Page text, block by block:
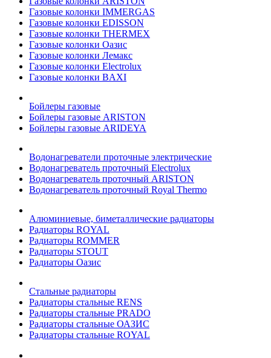
Газовые колонки IMMERGAS
Газовые колонки EDISSON
Газовые колонки THERMEX
Газовые колонки Оазис
Газовые колонки Лемакс
Газовые колонки Electrolux
Газовые колонки BAXI
Бойлеры газовые
Бойлеры газовые ARISTON
Бойлеры газовые ARIDEYA
Водонагреватели проточные электрические
Водонагреватель проточный Electrolux
Водонагреватель проточный ARISTON
Водонагреватель проточный Royal Thermo
Алюминиевые, биметаллические радиаторы
Радиаторы ROYAL
Радиаторы ROMMER
Радиаторы STOUT
Радиаторы Оазис
Стальные радиаторы
Радиаторы стальные RENS
Радиаторы стальные PRADO
Радиаторы стальные ОАЗИС
Радиаторы стальные ROYAL